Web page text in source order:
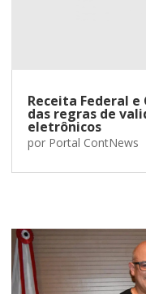
Receita Federal e
das regras de
eletrônicos
por Portal ContNews